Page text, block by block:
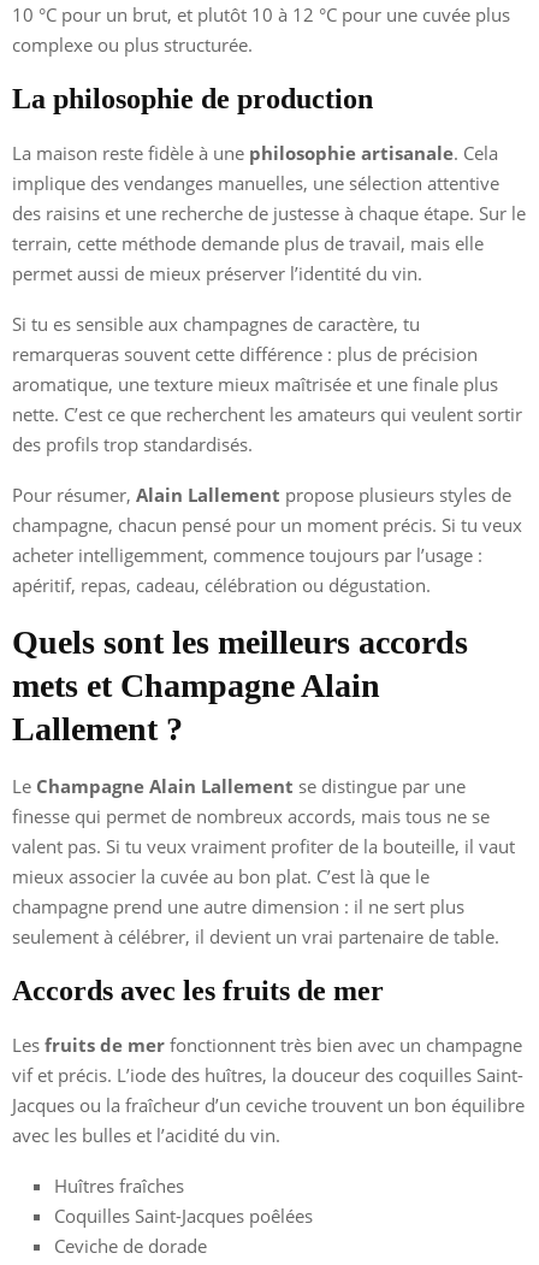
10 °C pour un brut, et plutôt 10 à 12 °C pour une cuvée plus
complexe ou plus structurée.
La philosophie de production
La maison reste fidèle à une philosophie artisanale. Cela
implique des vendanges manuelles, une sélection attentive
des raisins et une recherche de justesse à chaque étape. Sur le
terrain, cette méthode demande plus de travail, mais elle
permet aussi de mieux préserver l’identité du vin.
Si tu es sensible aux champagnes de caractère, tu
remarqueras souvent cette différence : plus de précision
aromatique, une texture mieux maîtrisée et une finale plus
nette. C’est ce que recherchent les amateurs qui veulent sortir
des profils trop standardisés.
Pour résumer, Alain Lallement propose plusieurs styles de
champagne, chacun pensé pour un moment précis. Si tu veux
acheter intelligemment, commence toujours par l’usage :
apéritif, repas, cadeau, célébration ou dégustation.
Quels sont les meilleurs accords
mets et Champagne Alain
Lallement ?
Le Champagne Alain Lallement se distingue par une
finesse qui permet de nombreux accords, mais tous ne se
valent pas. Si tu veux vraiment profiter de la bouteille, il vaut
mieux associer la cuvée au bon plat. C’est là que le
champagne prend une autre dimension : il ne sert plus
seulement à célébrer, il devient un vrai partenaire de table.
Accords avec les fruits de mer
Les fruits de mer fonctionnent très bien avec un champagne
vif et précis. L’iode des huîtres, la douceur des coquilles Saint-
Jacques ou la fraîcheur d’un ceviche trouvent un bon équilibre
avec les bulles et l’acidité du vin.
Huîtres fraîches
Coquilles Saint-Jacques poêlées
Ceviche de dorade